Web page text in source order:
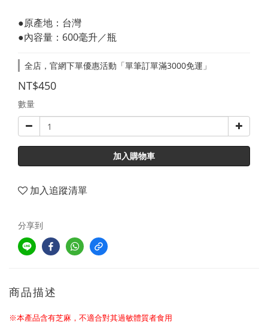
●原產地：台灣
●內容量：600毫升／瓶
全店，官網下單優惠活動「單筆訂單滿3000免運」
NT$450
數量
加入購物車
加入追蹤清單
分享到
商品描述
※本產品含有芝麻，不適合對其過敏體質者食用